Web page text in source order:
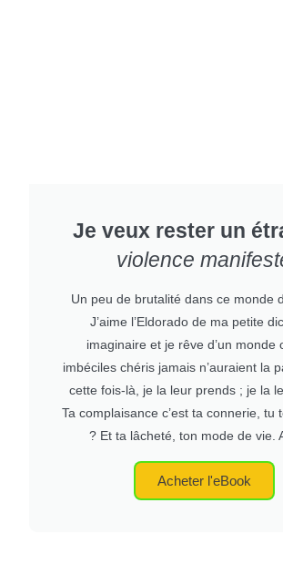
Je veux rester un
violence
Un peu de brutalité dans ce monde
J’aime l’Eldorado de ma petite
imaginaire et je rêve d’un monde
imbéciles chéris jamais n’auraient la
cette fois-là, je la leur prends ; je la
Ta complaisance c’est ta connerie, tu
? Et ta lâcheté, ton mode de vie.
Acheter l'eBook